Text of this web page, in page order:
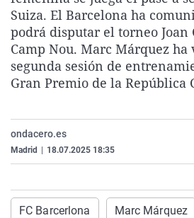
Suiza. El Barcelona ha
podrá disputar el torneo Joan
Camp Nou. Marc Márquez
segunda sesión de
Gran Premio de la República
ondacero.es
Madrid 18.07.2025 18:35
FC Barcerlona Marc Márquez